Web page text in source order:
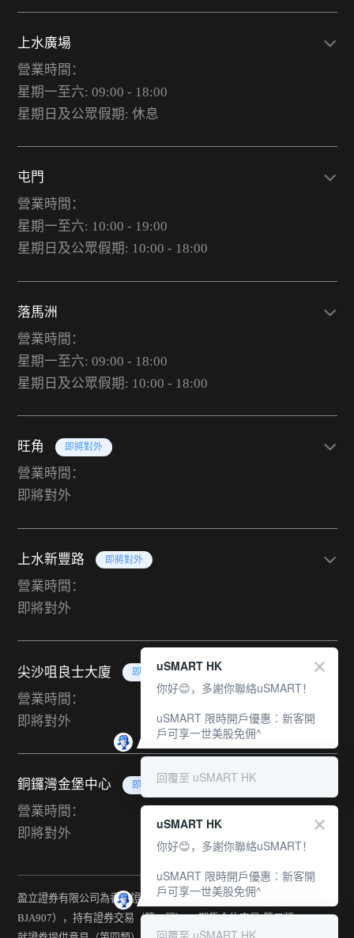
上水廣場
營業時間：
星期一至六: 09:00 - 18:00
星期日及公眾假期: 休息
屯門
營業時間：
星期一至六: 10:00 - 19:00
星期日及公眾假期: 10:00 - 18:00
落馬洲
營業時間：
星期一至六: 09:00 - 18:00
星期日及公眾假期: 10:00 - 18:00
旺角 即將對外
營業時間：
即將對外
上水新豐路 即將對外
營業時間：
即將對外
尖沙咀良士大廈 即將對外
營業時間：
即將對外
銅鑼灣金堡中心 即將對外
營業時間：
即將對外
盈立證券有限公司為香港證監會持牌法團（中央編號：
BJA907），持有證券交易（第一類） 、期貨合約交易(第二類) 、
uSMART HK
你好😊，多謝你聯絡uSMART！
uSMART 限時開戶優惠︰新客開
戶可享一世美股免佣^
回覆至 uSMART HK
uSMART HK
你好😊，多謝你聯絡uSMART！
uSMART 限時開戶優惠︰新客開
戶可享一世美股免佣^
回覆至 uSMART HK